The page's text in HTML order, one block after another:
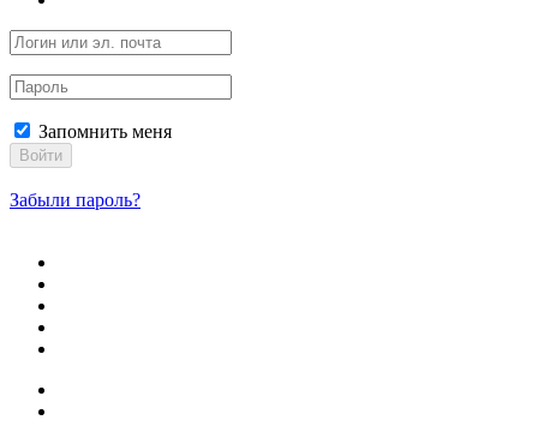
Запомнить меня
Войти
Забыли пароль?